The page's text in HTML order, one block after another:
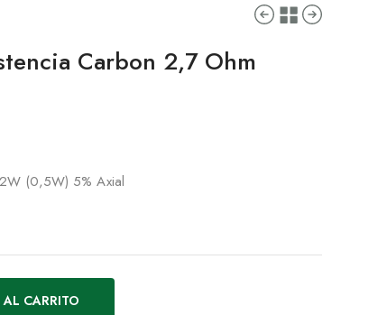
Carbon 2,7 Ohm
(0,5W) 5% Axial
CARRITO